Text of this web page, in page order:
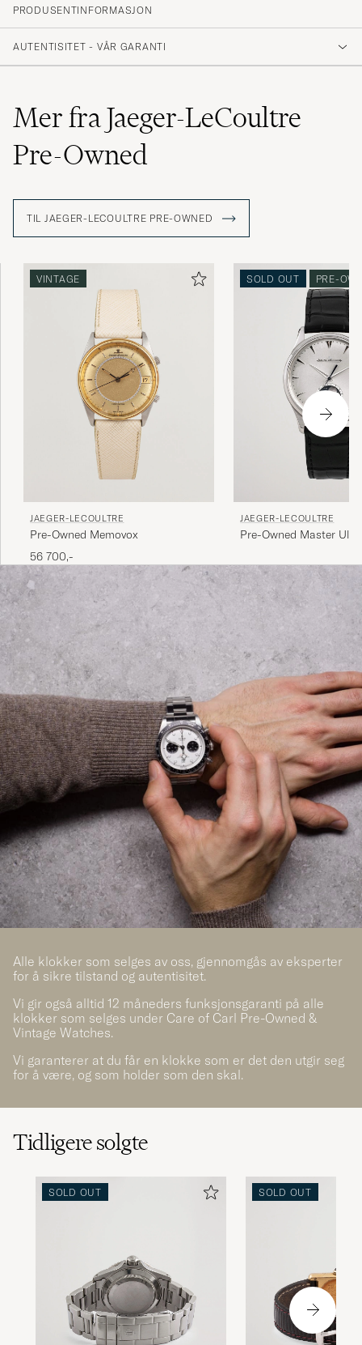
PRODUSENTINFORMASJON
AUTENTISITET - VÅR GARANTI
Mer fra Jaeger-LeCoultre
Pre-Owned
TIL JAEGER-LECOULTRE PRE-OWNED
VINTAGE
JAEGER-LECOULTRE
Pre-Owned Memovox
56 700,-
SOLD OUT PRE-
JAEGER-LECOULTRE
Pre-Owned Master
Alle klokker som selges av oss, gjennomgås av eksperter
for å sikre tilstand og autentisitet.
Vi gir også alltid 12 måneders funksjonsgaranti på alle
klokker som selges under Care of Carl Pre-Owned &
Vintage Watches.
Vi garanterer at du får en klokke som er det den utgir seg
for å være, og som holder som den skal.
Tidligere solgte
SOLD OUT SOLD OUT